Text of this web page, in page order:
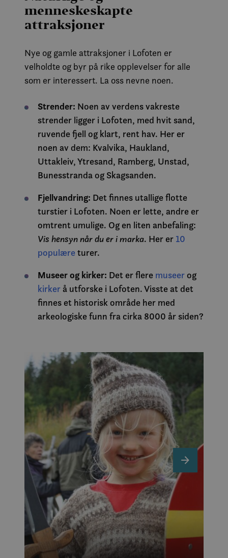
menneskeskapte
attraksjoner
Nye og gamle attraksjoner i Lofoten er
velholdte og byr på rike opplevelser for alle
som er interessert. La oss nevne noen.
Strender: Noen av verdens vakreste
strender ligger i Lofoten, med hvit sand,
ruvende fjell og klart, rent hav. Her er
noen av dem: Kvalvika, Haukland,
Uttakleiv, Ytresand, Ramberg, Unstad,
Bunesstranda og Skagsanden.
Fjellvandring: Det finnes utallige flotte
turstier i Lofoten. Noen er lette, andre er
omtrent umulige. Og en liten anbefaling:
Vis hensyn når du er i marka. Her er 10
populæreturer.
Museer og kirker: Det er flere museerog
kirkerå utforske i Lofoten. Visste at det
finnes et historisk område her med
arkeologiske funn fra cirka 8000 år siden?
n
e